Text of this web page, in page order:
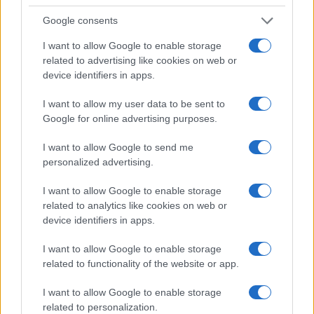
Google consents
I want to allow Google to enable storage
related to advertising like cookies on web or
device identifiers in apps.
I want to allow my user data to be sent to
Google for online advertising purposes.
I want to allow Google to send me
personalized advertising.
I want to allow Google to enable storage
related to analytics like cookies on web or
device identifiers in apps.
I want to allow Google to enable storage
related to functionality of the website or app.
I want to allow Google to enable storage
related to personalization.
all’estero.
Il caso dei pensionati a Cipro
Un esempio pratico aiuta a comprendere meglio
la questione. Si pensi a un cittadino residente
fuori dall’Italia che percepisce una pensione
corrisposta esclusivamente dal governo cipriota.
Se nel corso della propria carriera ha lavorato sia
in Italia sia a Cipro, ma non ha mai attivato
procedure di coordinamento tra le due posizioni
contributive, l’ente previdenziale cipriota liquiderà
nell’isola.